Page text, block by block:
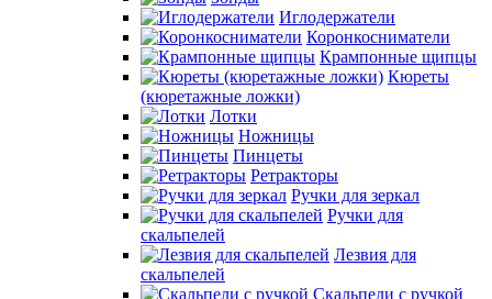
Иглодержатели
Коронкосниматели
Крампонные щипцы
Кюреты
(кюретажные ложки)
Лотки
Ножницы
Пинцеты
Ретракторы
Ручки для зеркал
Ручки для
скальпелей
Лезвия для
скальпелей
Скальпели с ручкой